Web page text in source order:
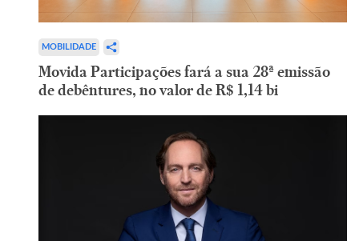
MOBILIDADE
Movida Participações fará a sua 28ª emissão
de debêntures, no valor de R$ 1,14 bi